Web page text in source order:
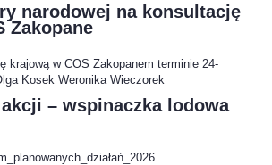
narodowej na konsultację
Zakopane
krajową w COS Zakopanem terminie 24-
Kosek Weronika Wieczorek
– wspinaczka lodowa